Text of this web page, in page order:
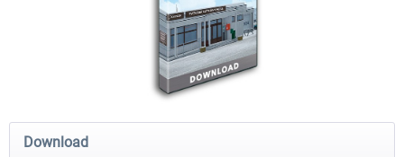
Mega Airport Frankfurt V2.0 Mega Airport Berlin
Download